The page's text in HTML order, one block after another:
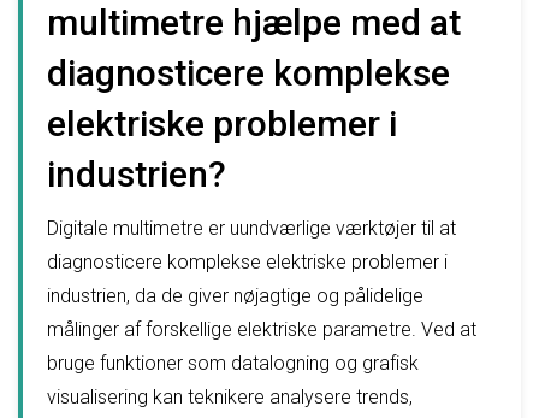
multimetre hjælpe med at
diagnosticere komplekse
elektriske problemer i
industrien?
Digitale multimetre er uundværlige værktøjer til at
diagnosticere komplekse elektriske problemer i
industrien, da de giver nøjagtige og pålidelige
målinger af forskellige elektriske parametre. Ved at
bruge funktioner som datalogning og grafisk
visualisering kan teknikere analysere trends,